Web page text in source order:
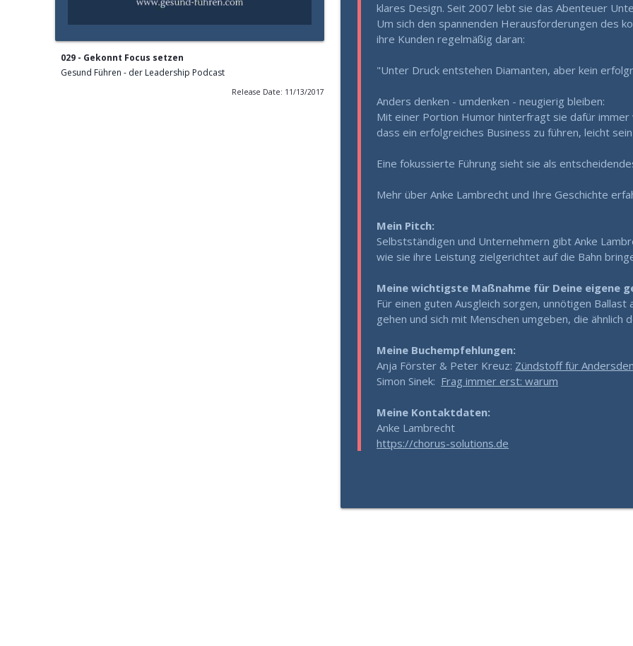
029 - Gekonnt Focus setzen
Gesund Führen - der Leadership Podcast
Release Date: 11/13/2017
Mit 60 mehr Energie haben, als mit 30? (Das
Die „Vernunft-Falle“: Warum erfahrenen Chefs der
Gesund Führen - der Leadership Podcast
Gesund Führen - der Leadership Podcast
Gesund Führen - der Leadership Podcast
Gesund Führen - der Leadership Podcast
Gesund Führen - der Leadership Podcast
Gesund Führen - der Leadership Podcast
klares Design. Seit 2007 lebt sie das Abenteuer
Um sich den spannenden Herausforderungen des
ihre Kunden regelmäßig daran:
"Unter Druck entstehen Diamanten, aber kein
Anders denken - umdenken - neugierig bleiben:
Mit einer Portion Humor hinterfragt sie dafür
dass ein erfolgreiches Business zu führen, leicht
Eine fokussierte Führung sieht sie als
Mehr über Anke Lambrecht und Ihre Geschichte
Mein Pitch:
Selbstständigen und Unternehmern gibt Anke
wie sie ihre Leistung zielgerichtet auf die Bahn
Meine wichtigste Maßnahme für Deine eigene
Für einen guten Ausgleich sorgen, unnötigen
gehen und sich mit Menschen umgeben, die ähnlich
Meine Buchempfehlungen:
Anja Förster & Peter Kreuz: Zündstoff für
Simon Sinek: Frag immer erst: warum
Meine Kontaktdaten:
Anke Lambrecht
https://chorus-solutions.de